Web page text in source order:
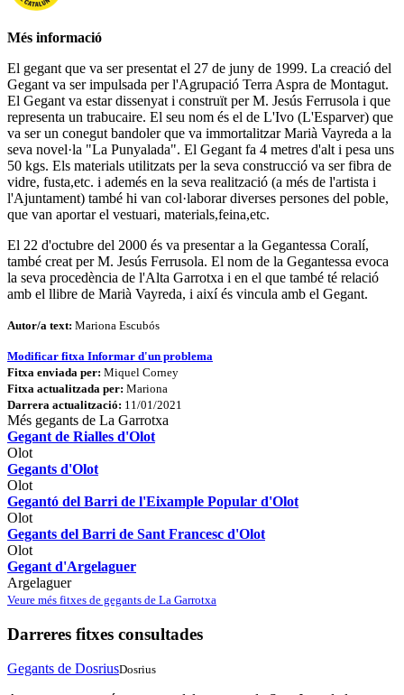
Més informació
El gegant que va ser presentat el 27 de juny de 1999. La creació del
Gegant va ser impulsada per l'Agrupació Terra Aspra de Montagut.
El Gegant va estar dissenyat i construït per M. Jesús Ferrusola i que
representa un trabucaire. El seu nom és el de L'Ivo (L'Esparver) que
va ser un conegut bandoler que va immortalitzar Marià Vayreda a la
seva novel·la "La Punyalada". El Gegant fa 4 metres d'alt i pesa uns
50 kgs. Els materials utilitzats per la seva construcció va ser fibra de
vidre, fusta,etc. i ademés en la seva realització (a més de l'artista i
l'Ajuntament) també hi van col·laborar diverses persones del poble,
que van aportar el vestuari, materials,feina,etc.
El 22 d'octubre del 2000 és va presentar a la Gegantessa Coralí,
també creat per M. Jesús Ferrusola. El nom de la Gegantessa evoca
la seva procedència de l'Alta Garrotxa i en el que també té relació
amb el llibre de Marià Vayreda, i així és vincula amb el Gegant.
Autor/a text: Mariona Escubós
Modificar fitxa Informar d'un problema
Fitxa enviada per: Miquel Corney
Fitxa actualitzada per: Mariona
Darrera actualització: 11/01/2021
Més gegants de La Garrotxa
Gegant de Rialles d'Olot
Olot
Gegants d'Olot
Olot
Gegantó del Barri de l'Eixample Popular d'Olot
Olot
Gegants del Barri de Sant Francesc d'Olot
Olot
Gegant d'Argelaguer
Argelaguer
Veure més fitxes de gegants de La Garrotxa
Darreres fitxes consultades
Gegants de DosriusDosrius